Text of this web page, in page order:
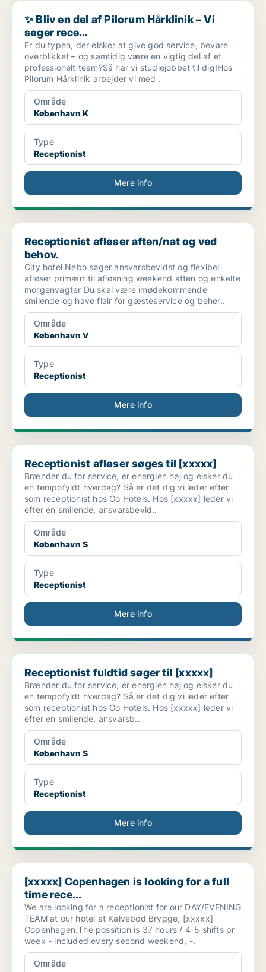
✨ Bliv en del af Pilorum Hårklinik – Vi søger rece...
✨ Bliv en del af Pilorum Hårklinik – Vi
søger rece...
Er du typen, der elsker at give god service, bevare
overblikket – og samtidig være en vigtig del af et
professionelt team?Så har vi studiejobbet til dig!Hos
Pilorum Hårklinik arbejder vi med .
Område
København K
Type
Receptionist
Mere info
Receptionist afløser aften/nat og ved behov.
Receptionist afløser aften/nat og ved
behov.
City hotel Nebo søger ansvarsbevidst og flexibel
afløser primært til afløsning weekend aften og enkelte
morgenvagter Du skal være imødekommende
smilende og have flair for gæsteservice og beher..
Område
København V
Type
Receptionist
Mere info
Receptionist afløser søges til [xxxxx]
Receptionist afløser søges til [xxxxx]
Brænder du for service, er energien høj og elsker du
en tempofyldt hverdag? Så er det dig vi leder efter
som receptionist hos Go Hotels. Hos [xxxxx] leder vi
efter en smilende, ansvarsbevid..
Område
København S
Type
Receptionist
Mere info
Receptionist fuldtid søger til [xxxxx]
Receptionist fuldtid søger til [xxxxx]
Brænder du for service, er energien høj og elsker du
en tempofyldt hverdag? Så er det dig vi leder efter
som receptionist hos Go Hotels. Hos [xxxxx] leder vi
efter en smilende, ansvarsb..
Område
København S
Type
Receptionist
Mere info
[xxxxx] Copenhagen is looking for a full time rece...
[xxxxx] Copenhagen is looking for a full
time rece...
We are looking for a receptionist for our DAY/EVENING
TEAM at our hotel at Kalvebod Brygge, [xxxxx]
Copenhagen.The possition is 37 hours / 4-5 shifts pr
week - included every second weekend, -.
Område